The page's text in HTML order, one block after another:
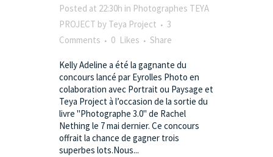
Posted at 22:30h in Photographes TEYA
PROJECT by Teya Project
3
Comments
0 Likes Share
Kelly Adeline a été la gagnante du
concours lancé par Eyrolles Photo en
colaboration avec Portrait ou Paysage et
Teya Project à l’occasion de la sortie du
livre "Photographe 3.0" de Rachel
Nething le 7 mai dernier. Ce concours
offrait la chance de gagner trois
superbes lots.Nous...